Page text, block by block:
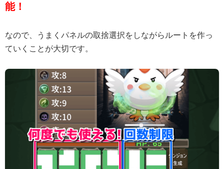
能！
なので、うまくパネルの取捨選択をしながらルートを作っ
ていくことが大切です。